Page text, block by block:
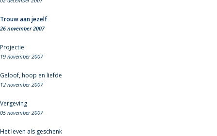
Trouw aan jezelf
26 november 2007
Projectie
19 november 2007
Geloof, hoop en liefde
12 november 2007
Vergeving
05 november 2007
Het leven als geschenk